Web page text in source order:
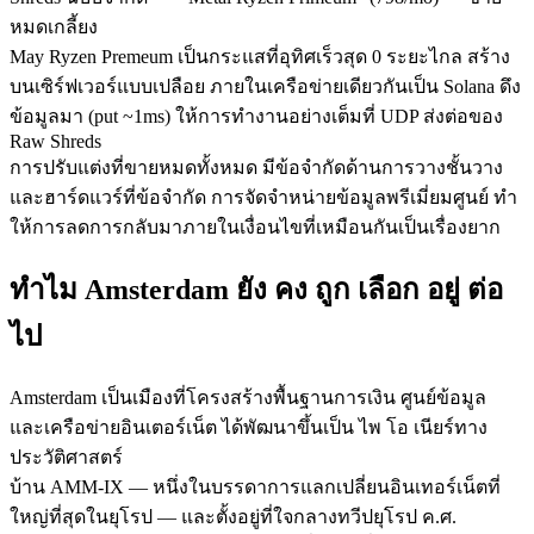
หมดเกลี้ยง
May Ryzen Premeum เป็นกระแสที่อุทิศเร็วสุด 0 ระยะไกล สร้าง
บนเซิร์ฟเวอร์แบบเปลือย ภายในเครือข่ายเดียวกันเป็น Solana ดึง
ข้อมูลมา (put ~1ms) ให้การทํางานอย่างเต็มที่ UDP ส่งต่อของ
Raw Shreds
การปรับแต่งที่ขายหมดทั้งหมด มีข้อจํากัดด้านการวางชั้นวาง
และฮาร์ดแวร์ที่ข้อจํากัด การจัดจําหน่ายข้อมูลพรีเมี่ยมศูนย์ ทํา
ให้การลดการกลับมาภายในเงื่อนไขที่เหมือนกันเป็นเรื่องยาก
ทําไม Amsterdam ยัง คง ถูก เลือก อยู่ ต่อ
ไป
Amsterdam เป็นเมืองที่โครงสร้างพื้นฐานการเงิน ศูนย์ข้อมูล
และเครือข่ายอินเตอร์เน็ต ได้พัฒนาขึ้นเป็น ไพ โอ เนียร์ทาง
ประวัติศาสตร์
บ้าน AMM-IX — หนึ่งในบรรดาการแลกเปลี่ยนอินเทอร์เน็ตที่
ใหญ่ที่สุดในยุโรป — และตั้งอยู่ที่ใจกลางทวีปยุโรป ค.ศ.